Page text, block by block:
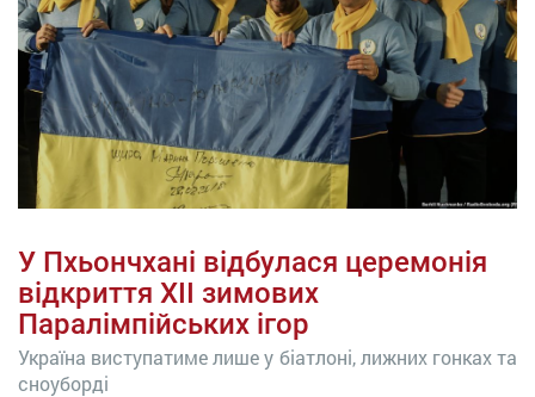
У Пхьончхані відбулася церемонія
відкриття XІІ зимових
Паралімпійських ігор
Україна виступатиме лише у біатлоні, лижних гонках та
сноуборді